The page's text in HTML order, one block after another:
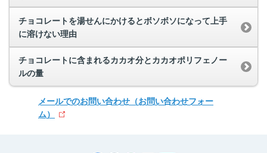
チョコレートを湯せんにかけるとボソボソになって上手
に溶けない理由
チョコレートに含まれるカカオ分とカカオポリフェノー
ルの量
メールでのお問い合わせ （お問い合わせフォー
ム）